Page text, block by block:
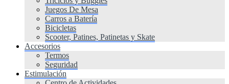
Juegos De Mesa
Carros a Batería
Bicicletas
Scooter, Patines, Patinetas y Skate
Accesorios
Termos
Seguridad
Estimulación